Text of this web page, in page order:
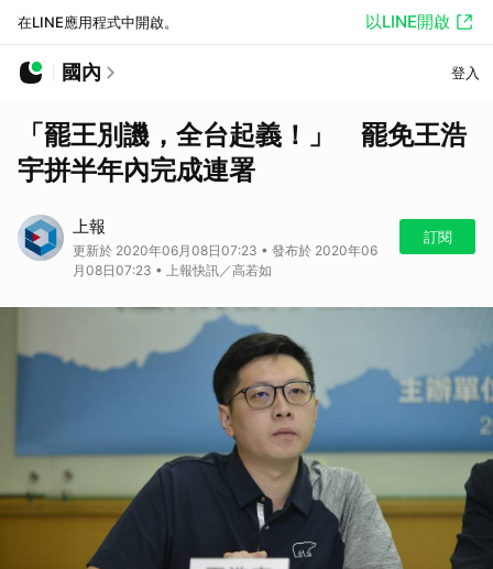
在LINE應用程式中開啟。 以LINE開啟
國內 登入
「罷王別譏，全台起義！」 罷免王浩
宇拼半年內完成連署
上報
更新於 2020年06月08日07:23 • 發布於 2020年06
月08日07:23 • 上報快訊／高若如
訂閱